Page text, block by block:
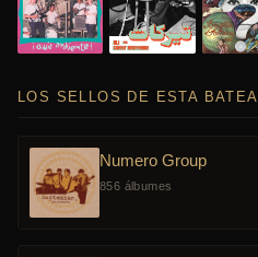
LOS SELLOS DE ESTA BATEA
Numero Group
856 álbumes